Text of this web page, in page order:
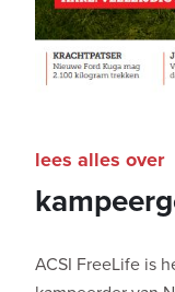
lees alles over
ACSI FreeLife is